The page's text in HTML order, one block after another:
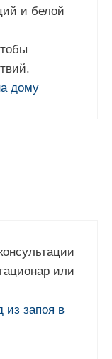
и белой
дому
или
из запоя в